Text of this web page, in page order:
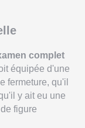
complet
équipée d'une
fermeture, qu'il
y ait eu une
figure